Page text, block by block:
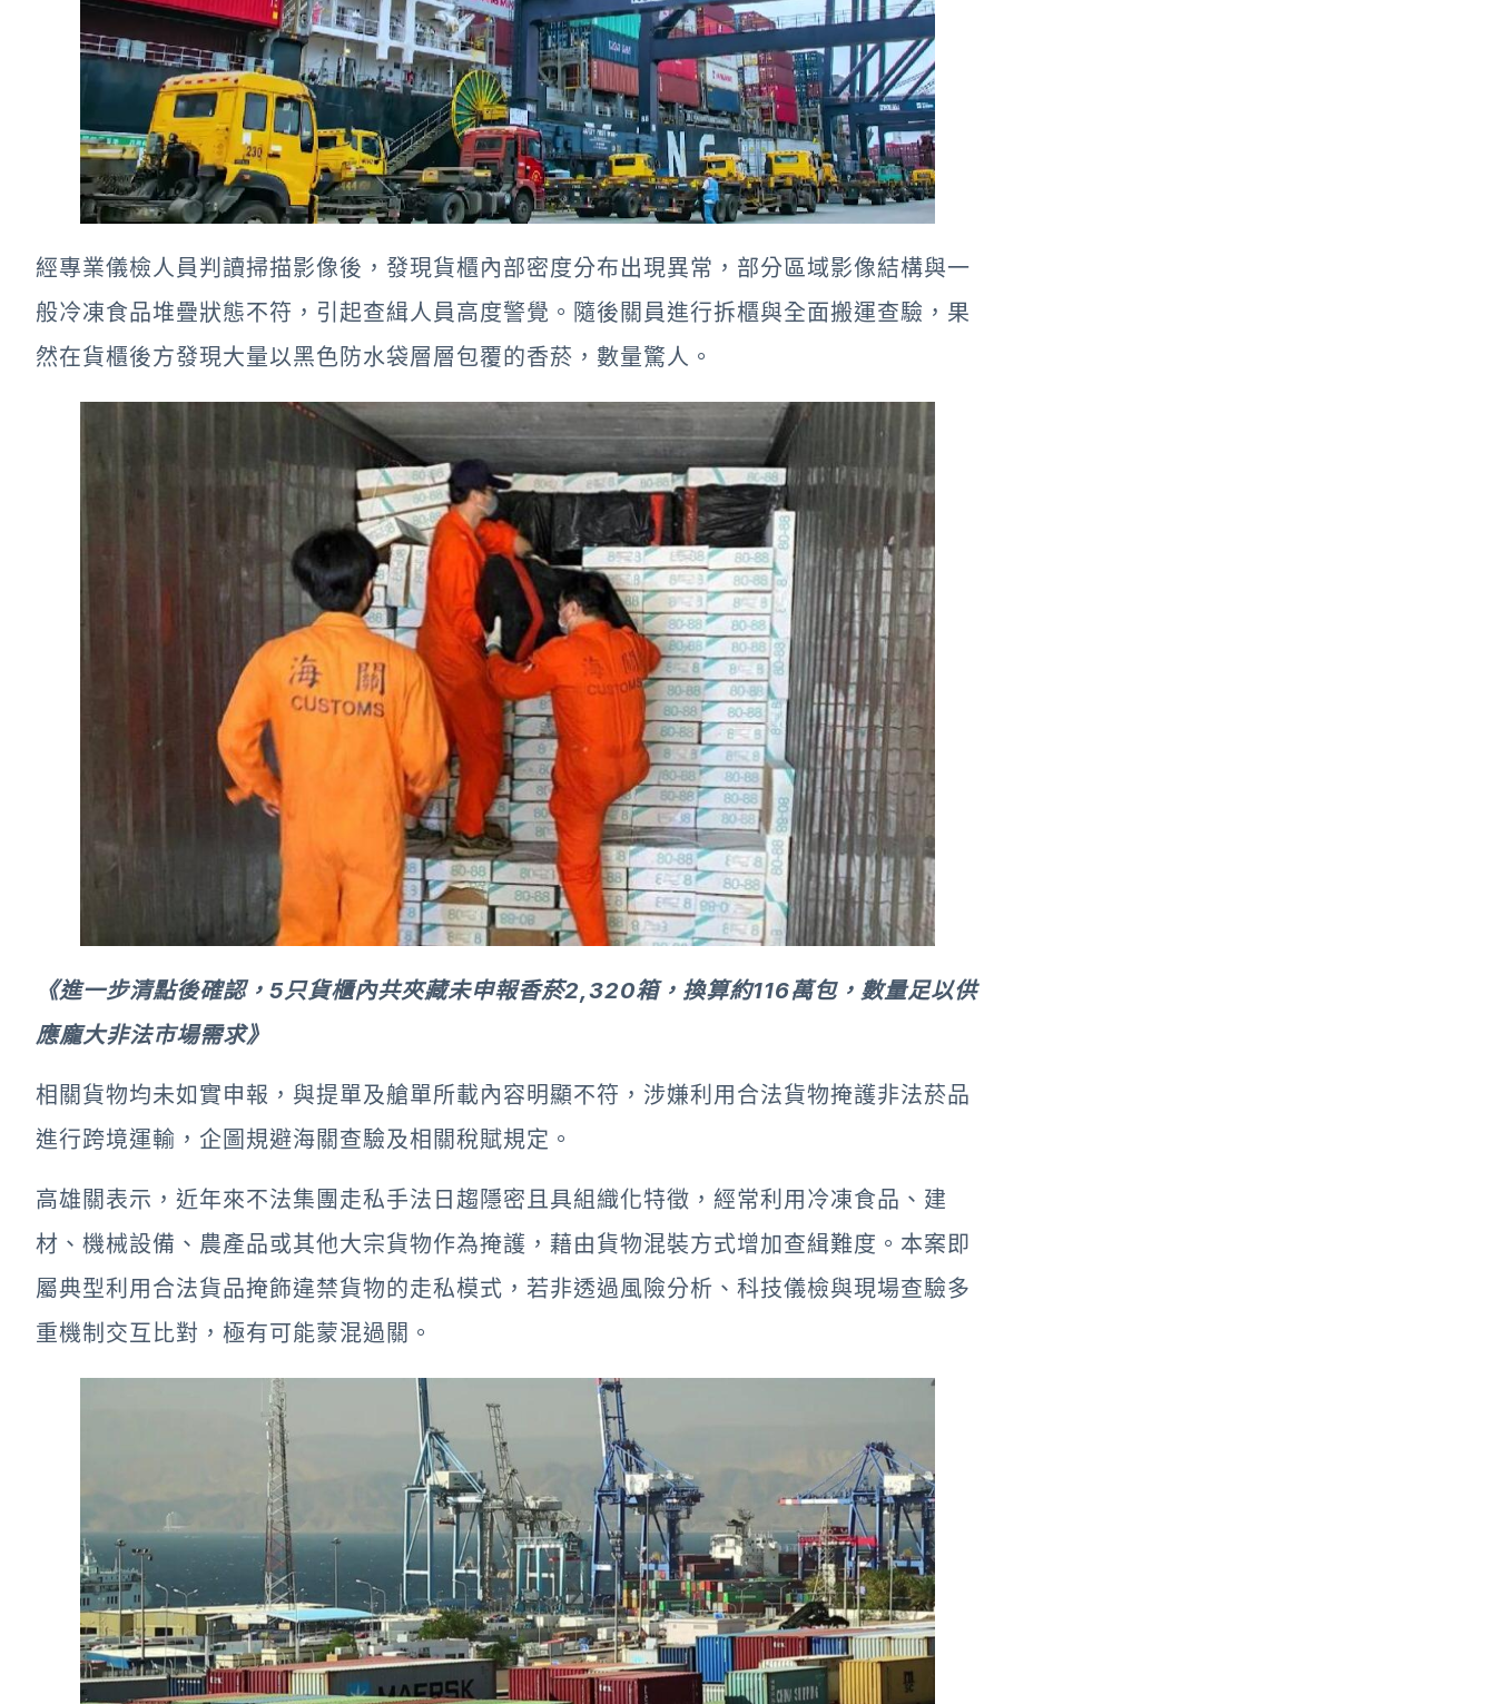
經專業儀檢人員判讀掃描影像後，發現貨櫃內部密度分布出現異常，部分區域影像結構與一
般冷凍食品堆疊狀態不符，引起查緝人員高度警覺。隨後關員進行拆櫃與全面搬運查驗，果
然在貨櫃後方發現大量以黑色防水袋層層包覆的香菸，數量驚人。
《進一步清點後確認，5只貨櫃內共夾藏未申報香菸2,320箱，換算約116萬包，數量足以供
應龐大非法市場需求》
相關貨物均未如實申報，與提單及艙單所載內容明顯不符，涉嫌利用合法貨物掩護非法菸品
進行跨境運輸，企圖規避海關查驗及相關稅賦規定。
高雄關表示，近年來不法集團走私手法日趨隱密且具組織化特徵，經常利用冷凍食品、建
材、機械設備、農產品或其他大宗貨物作為掩護，藉由貨物混裝方式增加查緝難度。本案即
屬典型利用合法貨品掩飾違禁貨物的走私模式，若非透過風險分析、科技儀檢與現場查驗多
重機制交互比對，極有可能蒙混過關。